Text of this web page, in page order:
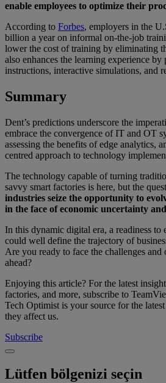
enable employees to optimize their
According to Forbes, employers in the
billion a year on informal on-the-job
lower the cost of training by eliminating
also enhances the learning experience
instructions, interactive simulations, and
Summary
Dent’s predictions underscore the
embrace the convergence of IT and OT
assessing the benefits of edge analytics,
centred approach to technology
The technology capable of turning
savvy smart factories is here, but the
industries seize the opportunity to
in the face of economic uncertainty
In this dynamic digital era, a readiness to
could well define the trajectory of
Are you ready to face the challenges
ahead?
Enjoying this article? For the latest
factories, and more, subscribe to
Tech Optimist is your source for the
they affect us.
Subscribe
Lütfen bölgenizi seçin